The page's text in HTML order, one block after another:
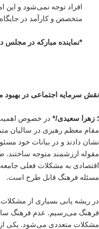
افراد توجه نمى‌شود و این
متخصص و کارآمد در
*نماینده مبارکه در مجلس
نقش سرمایه اجتماعی در بهبود
؛ زهرا سعیدی/* در خصوص اهمیت
مقام معظم رهبرى در سالیان
نشان دادند و در بیانات خود
مقوله ارزشمند متوجه
اقتصادى به مشکلات فعلى
مسئله فرهنگ قابل طرح است.
در ریشه یابى بسیارى از
فرهنگ مى‌رسیم. عدم فرهنگ
مشکلات متعددى مى‌شود. یکى